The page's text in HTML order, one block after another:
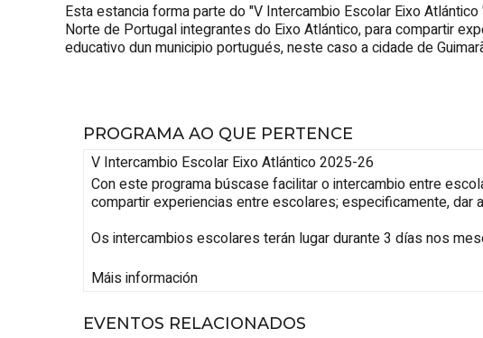
Esta estancia forma parte do "V Intercambio Escolar Eixo Atlántico
Norte de Portugal integrantes do Eixo Atlántico, para compartir
educativo dun municipio portugués, neste caso a cidade de
PROGRAMA AO QUE PERTENCE
V Intercambio Escolar Eixo Atlántico2025-26
Con este programa búscase facilitar o intercambio entre
compartir experiencias entre escolares; especificamente, dar
Os intercambios escolares terán lugar durante 3 días nos
Máis información
EVENTOS RELACIONADOS